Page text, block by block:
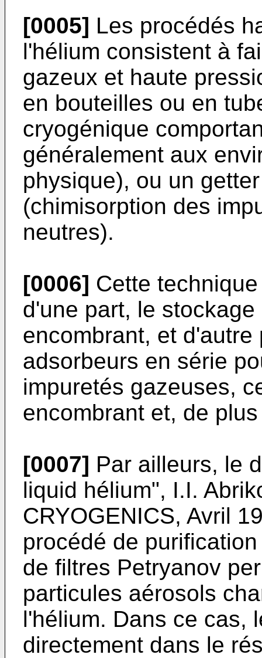
[0005] Les procédés
l'hélium consistent à
gazeux et haute
en bouteilles ou en
cryogénique
généralement aux
physique), ou un
(chimisorption des
neutres).
[0006] Cette
d'une part, le
encombrant, et
adsorbeurs en série
impuretés gazeuses,
encombrant et, de
[0007] Par ailleurs, le
liquid hélium", I.I.
CRYOGENICS, Avril
procédé de
de filtres Petryanov
particules aérosols
l'hélium. Dans ce cas,
directement dans le